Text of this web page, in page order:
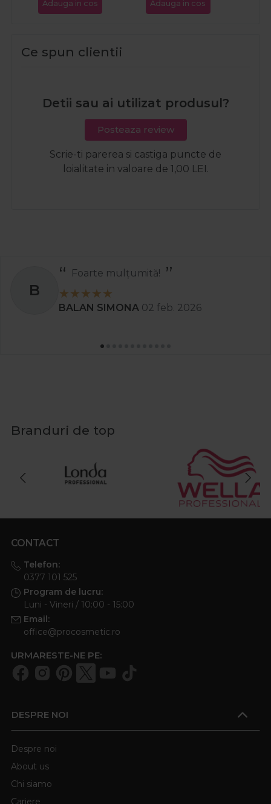
Adauga in cos Adauga in cos
Ce spun clientii
Detii sau ai utilizat produsul?
Posteaza review
Scrie-ti parerea si castiga puncte de
loialitate in valoare de 1,00 LEI.
B
Foarte mulțumită!
BALAN SIMONA 02 feb. 2026
Branduri de top
CONTACT
Telefon:
0377 101 525
Program de lucru:
Luni - Vineri / 10:00 - 15:00
Email:
office@procosmetic.ro
URMARESTE-NE PE:
DESPRE NOI
Despre noi
About us
Chi siamo
Cariere